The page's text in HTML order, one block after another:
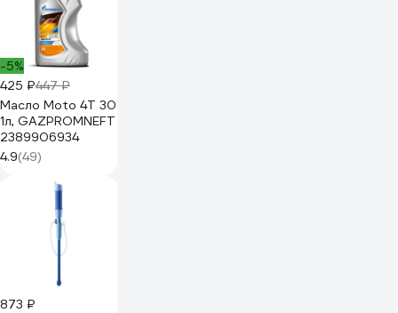
-5%
425 ₽447 ₽
Масло Moto 4T 30
1л, GAZPROMNEFT
2389906934
4.9(49)
873 ₽